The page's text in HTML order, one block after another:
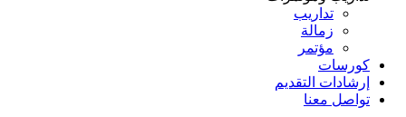
تداريب
زمالة
مؤتمر
كورسات
إرشادات التقديم
تواصل معنا